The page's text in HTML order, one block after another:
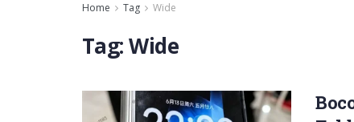
Home Tag Wide
Tag:Wide